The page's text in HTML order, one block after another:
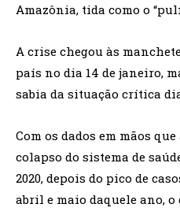
Amazônia, tida como o
A crise chegou às
país no dia 14 de janeiro,
sabia da situação crítica
Com os dados em mãos
colapso do sistema de
2020, depois do pico de
abril e maio daquele ano, o